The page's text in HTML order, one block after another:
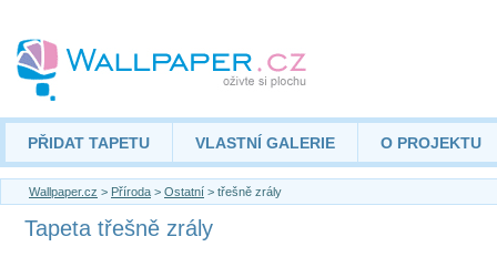
PŘIDAT TAPETU VLASTNÍ GALERIE O PROJEKTU
Wallpaper.cz > Příroda > Ostatní > třešně zrály
Tapeta třešně zrály